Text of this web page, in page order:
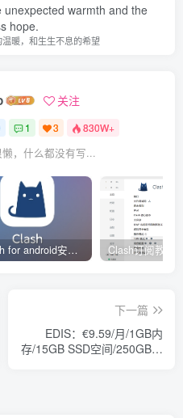
warmth and the
hope.
暖，和生生不息的希望
关注
1 3 830W+
，什么都没有写...
Clash for android安卓客户端保姆级新手使用教程
下一篇
EDIS：€9.59/月/1GB内
存/15GB SSD空间/250GB流